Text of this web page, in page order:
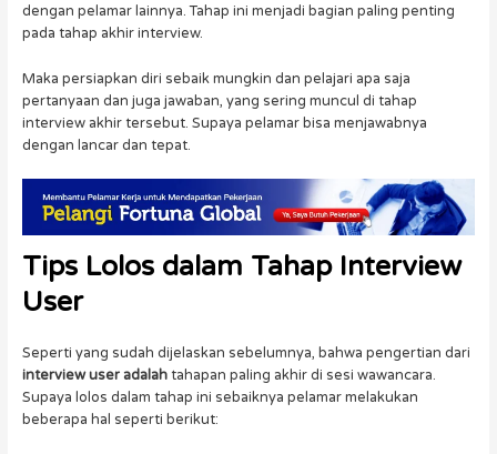
dengan pelamar lainnya. Tahap ini menjadi bagian paling penting
pada tahap akhir interview.
Maka persiapkan diri sebaik mungkin dan pelajari apa saja
pertanyaan dan juga jawaban, yang sering muncul di tahap
interview akhir tersebut. Supaya pelamar bisa menjawabnya
dengan lancar dan tepat.
Tips Lolos dalam Tahap Interview
User
Seperti yang sudah dijelaskan sebelumnya, bahwa pengertian dari
interview user adalahtahapan paling akhir di sesi wawancara.
Supaya lolos dalam tahap ini sebaiknya pelamar melakukan
beberapa hal seperti berikut: